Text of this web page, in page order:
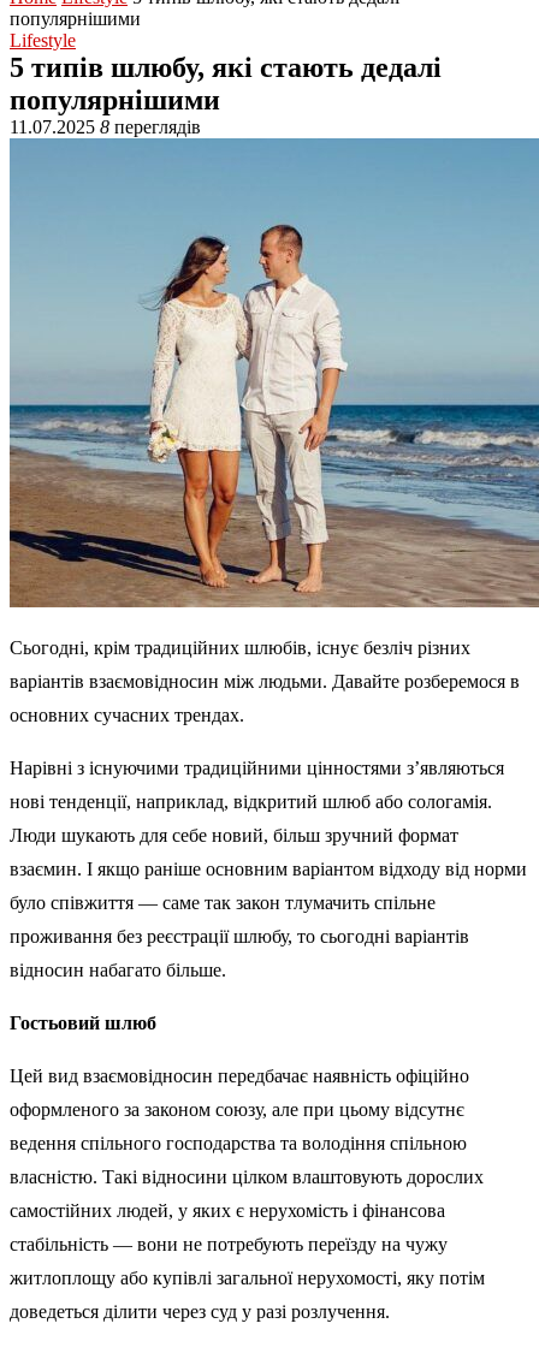
популярнішими
Lifestyle
5 типів шлюбу, які стають дедалі
популярнішими
11.07.2025 8 переглядів
Сьогодні, крім традиційних шлюбів, існує безліч різних
варіантів взаємовідносин між людьми. Давайте розберемося в
основних сучасних трендах.
Нарівні з існуючими традиційними цінностями з’являються
нові тенденції, наприклад, відкритий шлюб або сологамія.
Люди шукають для себе новий, більш зручний формат
взаємин. І якщо раніше основним варіантом відходу від норми
було співжиття — саме так закон тлумачить спільне
проживання без реєстрації шлюбу, то сьогодні варіантів
відносин набагато більше.
Гостьовий шлюб
Цей вид взаємовідносин передбачає наявність офіційно
оформленого за законом союзу, але при цьому відсутнє
ведення спільного господарства та володіння спільною
власністю. Такі відносини цілком влаштовують дорослих
самостійних людей, у яких є нерухомість і фінансова
стабільність — вони не потребують переїзду на чужу
житлоплощу або купівлі загальної нерухомості, яку потім
доведеться ділити через суд у разі розлучення.